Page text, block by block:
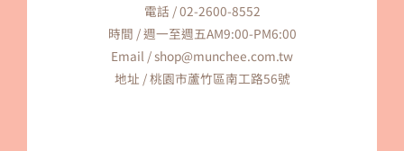
電話 / 02-2600-8552
時間 / 週一至週五AM9:00-PM6:00
Email / shop@munchee.com.tw
地址 / 桃園市蘆竹區南工路56號